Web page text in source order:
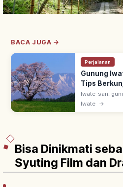
BACA JUGA →
Perjalanan
Gunung
Tips
Iwate-san:
simbol
Iwate →
Bisa Dinikmati
Syuting Film dan